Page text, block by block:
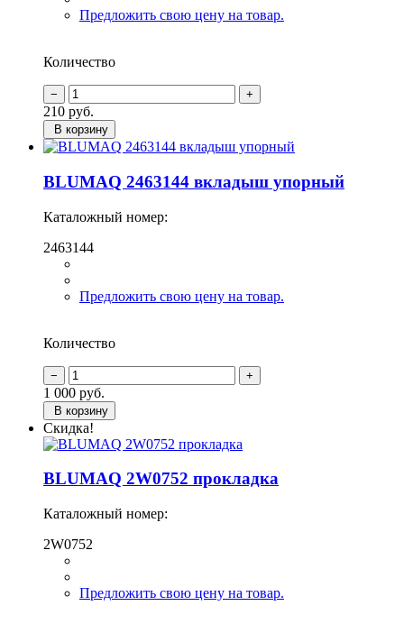
Предложить свою цену на товар.
Количество
210 руб.
В корзину
BLUMAQ 2463144 вкладыш упорный
Каталожный номер:
2463144
Предложить свою цену на товар.
Количество
1 000 руб.
В корзину
Скидка!
BLUMAQ 2W0752 прокладка
Каталожный номер:
2W0752
Предложить свою цену на товар.